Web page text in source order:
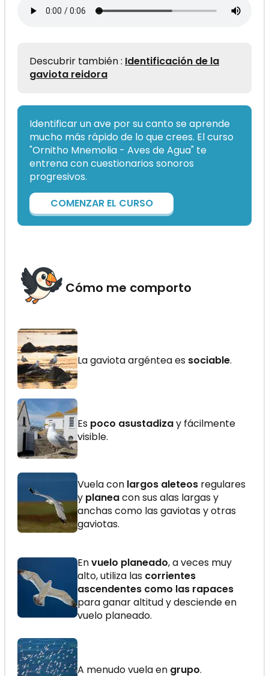
Descubrir también : Identificación de la
gaviota reidora
Identificar un ave por su canto se aprende
mucho más rápido de lo que crees. El curso
"Ornitho Mnemolia - Aves de Agua" te
entrena con cuestionarios sonoros
progresivos.
COMENZAR EL CURSO
Cómo me comporto
La gaviota argéntea es sociable.
Es poco asustadizay fácilmente
visible.
Vuela con largos aleteos regulares
y planeacon sus alas largas y
anchas como las gaviotas y otras
gaviotas.
Envuelo planeado, a veces muy
alto, utiliza las corrientes
ascendentes como las rapaces
para ganar altitud y desciende en
vuelo planeado.
A menudo vuela en grupo.